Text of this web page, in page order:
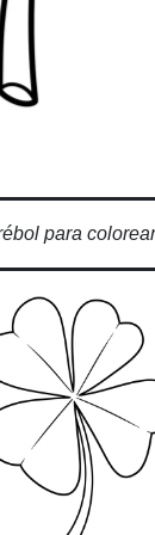
para colorear